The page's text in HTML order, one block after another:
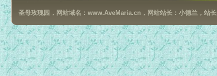
016.常年期第3周星期二日间祷.mp3
017.常年期第3周星期三日间祷.mp3
018.常年期第3周星期四日间祷.mp3
019.常年期第3周星期五日间祷.mp3
圣母玫瑰园，网站域名：www.AveMaria.cn，网站站长：小德兰，